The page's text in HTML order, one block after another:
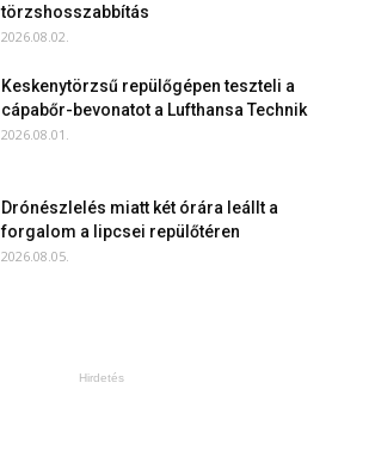
törzshosszabbítás
2026.08.02.
Keskenytörzsű repülőgépen teszteli a
cápabőr-bevonatot a Lufthansa Technik
2026.08.01.
Drónészlelés miatt két órára leállt a
forgalom a lipcsei repülőtéren
2026.08.05.
Hirdetés